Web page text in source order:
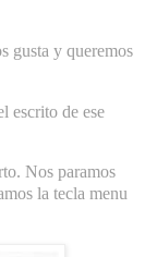
gusta y queremos
escrito de ese
Nos paramos
la tecla menu